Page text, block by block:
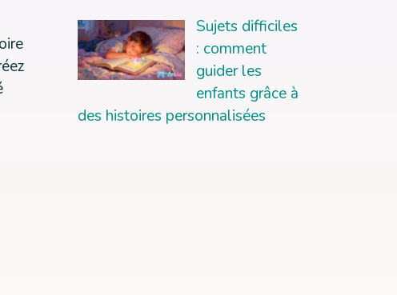
Sujets difficiles
: comment
guider les
enfants grâce à
des histoires personnalisées